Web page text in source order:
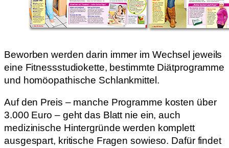
Beworben werden darin immer im Wechsel jeweils
eine Fitnessstudiokette, bestimmte Diätprogramme
und homöopathische Schlankmittel.
Auf den Preis – manche Programme kosten über
3.000 Euro – geht das Blatt nie ein, auch
medizinische Hintergründe werden komplett
ausgespart, kritische Fragen sowieso. Dafür findet